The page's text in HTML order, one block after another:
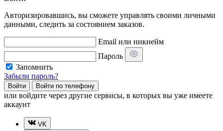
Авторизировавшись, вы сможете управлять своими личными
данными, следить за состоянием заказов.
Email или никнейм
Пароль
Запомнить
Забыли пароль?
Войти Войти по телефону
или войдите через другие сервисы, в которых вы уже имеете
аккаунт
VK